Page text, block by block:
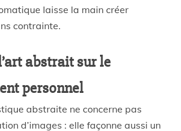
laisse la main créer
contrainte.
abstrait sur le
personnel
abstraite ne concerne pas
d’images : elle façonne aussi un